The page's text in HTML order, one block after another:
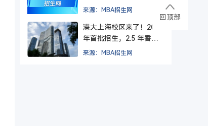
方院校？
来源：MBA招生网
港大上海校区来了！2026
年首批招生，2.5 年香港
+ 1.5 年上海，毕业后拿
来源：MBA招生网
回顶部